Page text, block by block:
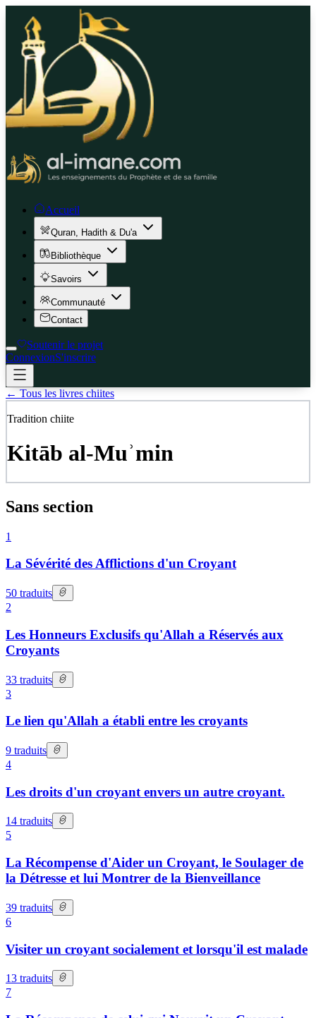
Accueil
Quran, Hadith & Du'a
Bibliothèque
Savoirs
Communauté
Contact
Soutenir le projet
ConnexionS'inscrire
← Tous les livres chiites
Tradition chiite
Kitāb al-Muʾmin
Sans section
1
La Sévérité des Afflictions d'un Croyant
50 traduits
2
Les Honneurs Exclusifs qu'Allah a Réservés aux
Croyants
33 traduits
3
Le lien qu'Allah a établi entre les croyants
9 traduits
4
Les droits d'un croyant envers un autre croyant.
14 traduits
5
La Récompense d'Aider un Croyant, le Soulager de
la Détresse et lui Montrer de la Bienveillance
39 traduits
6
Visiter un croyant socialement et lorsqu'il est malade
13 traduits
7